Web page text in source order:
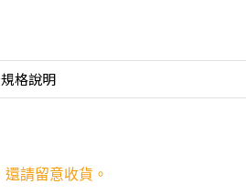
規格說明
請留意收貨。